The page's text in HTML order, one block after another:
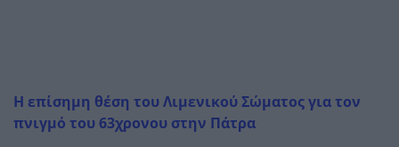
Η επίσημη θέση του Λιμενικού Σώματος για τον
πνιγμό του 63χρονου στην Πάτρα